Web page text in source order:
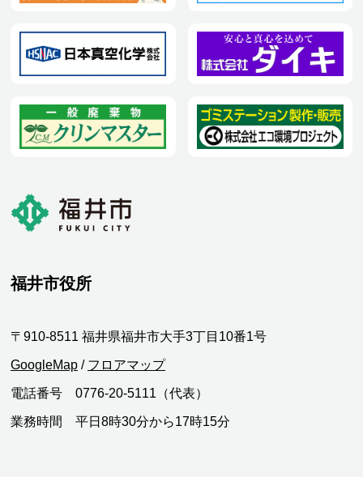
福井市役所
〒910-8511 福井県福井市大手3丁目10番1号
GoogleMap / フロアマップ
電話番号 0776-20-5111（代表）
業務時間 平日8時30分から17時15分